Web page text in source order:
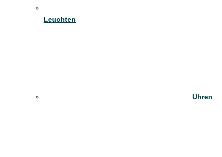
Leuchten
Uhren